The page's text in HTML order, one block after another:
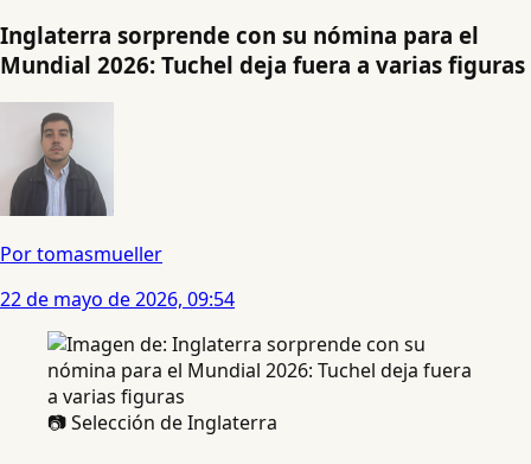
Inglaterra sorprende con su nómina para el
Mundial 2026: Tuchel deja fuera a varias figuras
Por tomasmueller
22 de mayo de 2026, 09:54
📷 Selección de Inglaterra